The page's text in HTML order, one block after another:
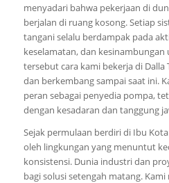
menyadari bahwa pekerjaan di
berjalan di ruang kosong. Setiap
tangani selalu berdampak pada
keselamatan, dan kesinambungan
tersebut cara kami bekerja di Dalla
dan berkembang sampai saat ini.
peran sebagai penyedia pompa,
dengan kesadaran dan tanggung
Sejak permulaan berdiri di Ibu
oleh lingkungan yang menuntut
konsistensi. Dunia industri dan
bagi solusi setengah matang.